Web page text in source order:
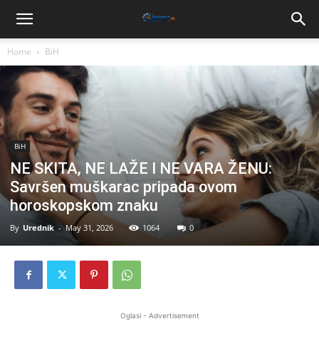
Home BiH
BiH
NE SKITA, NE LAŽE I NE VARA ŽENU:
Savršen muškarac pripada ovom
horoskopskom znaku
By Urednik - May 31, 2026 1064 0
Oglasi - Advertisement